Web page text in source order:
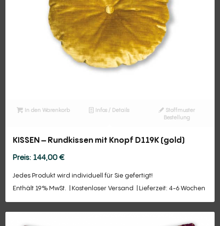
In den Warenkorb Infos / Details
Stoffmuster
Bestellung
KISSEN – Rundkissen mit Knopf D119K (gold)
144,00€
Jedes Produkt wird individuell für Sie gefertigt!
Enthält 19% MwSt.
Kostenloser Versand Lieferzeit: 4-6 Wochen